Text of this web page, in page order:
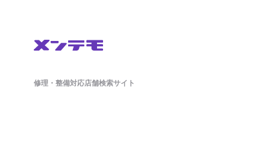
修理・整備対応店舗検索サイト